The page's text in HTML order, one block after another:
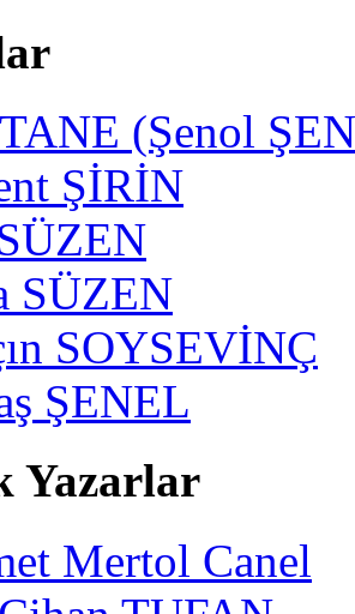
(Şenol
ŞİRİN
SÜZEN
SOYSEVİNÇ
ŞENEL
Yazarlar
Mertol Canel